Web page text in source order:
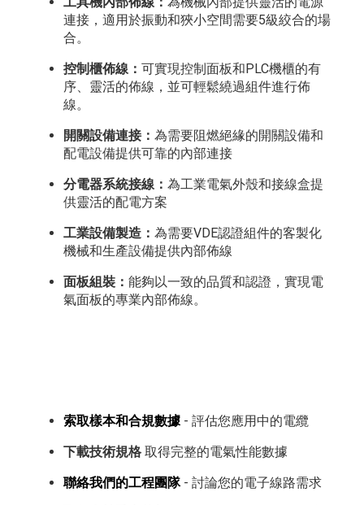
連接，適用於振動和狹小空間需要5級絞合的場
合。
控制櫃佈線： 可實現控制面板和PLC機櫃的有
序、靈活的佈線，並可輕鬆繞過組件進行佈
線。
開關設備連接： 為需要阻燃絕緣的開關設備和
配電設備提供可靠的內部連接
分電器系統接線： 為工業電氣外殼和接線盒提
供靈活的配電方案
工業設備製造： 為需要VDE認證組件的客製化
機械和生產設備提供內部佈線
面板組裝： 能夠以一致的品質和認證，實現電
氣面板的專業內部佈線。
索取樣本和合規數據- 評估您應用中的電纜
下載技術規格取得完整的電氣性能數據
聯絡我們的工程團隊- 討論您的電子線路需求